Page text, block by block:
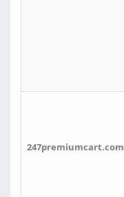
247premiumcart.com